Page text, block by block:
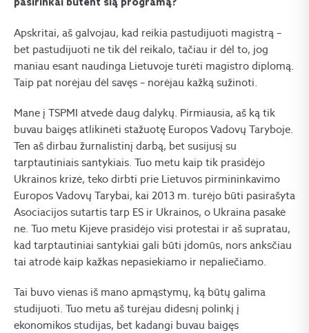
pasirinkai būtent šią programą?
Apskritai, aš galvojau, kad reikia pastudijuoti magistrą –
bet pastudijuoti ne tik dėl reikalo, tačiau ir dėl to, jog
maniau esant naudinga Lietuvoje turėti magistro diplomą.
Taip pat norėjau dėl savęs – norėjau kažką sužinoti.
Mane į TSPMI atvedė daug dalykų. Pirmiausia, aš ką tik
buvau baigęs atlikinėti stažuotę Europos Vadovų Taryboje.
Ten aš dirbau žurnalistinį darbą, bet susijusį su
tarptautiniais santykiais. Tuo metu kaip tik prasidėjo
Ukrainos krizė, teko dirbti prie Lietuvos pirmininkavimo
Europos Vadovų Tarybai, kai 2013 m. turėjo būti pasirašyta
Asociacijos sutartis tarp ES ir Ukrainos, o Ukraina pasakė
ne. Tuo metu Kijeve prasidėjo visi protestai ir aš supratau,
kad tarptautiniai santykiai gali būti įdomūs, nors anksčiau
tai atrodė kaip kažkas nepasiekiamo ir nepaliečiamo.
Tai buvo vienas iš mano apmąstymų, ką būtų galima
studijuoti. Tuo metu aš turėjau didesnį polinkį į
ekonomikos studijas, bet kadangi buvau baigęs